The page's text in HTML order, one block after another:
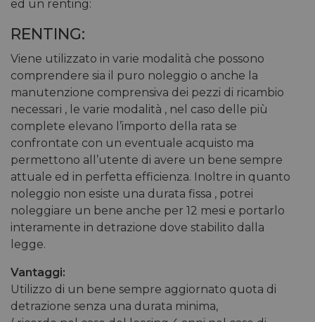
ed un renting:
RENTING:
Viene utilizzato in varie modalità che possono
comprendere sia il puro noleggio o anche la
manutenzione comprensiva dei pezzi di ricambio
necessari , le varie modalità , nel caso delle più
complete elevano l’importo della rata se
confrontate con un eventuale acquisto ma
permettono all’utente di avere un bene sempre
attuale ed in perfetta efficienza. Inoltre in quanto
noleggio non esiste una durata fissa , potrei
noleggiare un bene anche per 12 mesi e portarlo
interamente in detrazione dove stabilito dalla
legge.
Vantaggi:
Utilizzo di un bene sempre aggiornato quota di
detrazione senza una durata minima,